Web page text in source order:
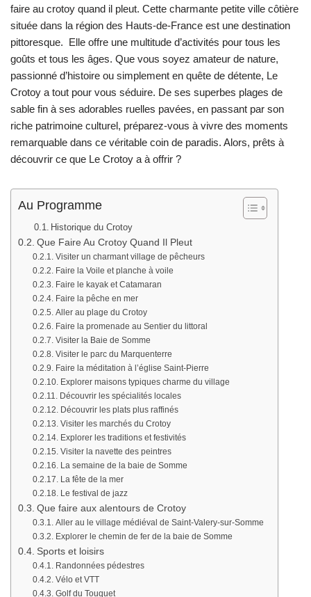
faire au crotoy quand il pleut. Cette charmante petite ville côtière
située dans la région des Hauts-de-France est une destination
pittoresque. Elle offre une multitude d’activités pour tous les
goûts et tous les âges. Que vous soyez amateur de nature,
passionné d’histoire ou simplement en quête de détente, Le
Crotoy a tout pour vous séduire. De ses superbes plages de
sable fin à ses adorables ruelles pavées, en passant par son
riche patrimoine culturel, préparez-vous à vivre des moments
remarquable dans ce véritable coin de paradis. Alors, prêts à
découvrir ce que Le Crotoy a à offrir ?
Au Programme
Historique du Crotoy
Que Faire Au Crotoy Quand Il Pleut
Visiter un charmant village de pêcheurs
Faire la Voile et planche à voile
Faire le kayak et Catamaran
Faire la pêche en mer
Aller au plage du Crotoy
Faire la promenade au Sentier du littoral
Visiter la Baie de Somme
Visiter le parc du Marquenterre
Faire la méditation à l’église Saint-Pierre
Explorer maisons typiques charme du village
Découvrir les spécialités locales
Découvrir les plats plus raffinés
Visiter les marchés du Crotoy
Explorer les traditions et festivités
Visiter la navette des peintres
La semaine de la baie de Somme
La fête de la mer
Le festival de jazz
Que faire aux alentours de Crotoy
Aller au le village médiéval de Saint-Valery-sur-Somme
Explorer le chemin de fer de la baie de Somme
Sports et loisirs
Randonnées pédestres
Vélo et VTT
Golf du Touquet